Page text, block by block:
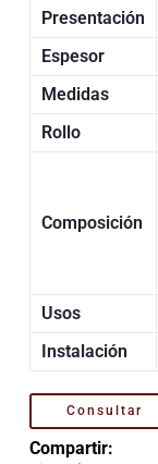
Presentación
Espesor
Medidas
Rollo
Composición
Usos
Instalación
Consultar
Compartir: